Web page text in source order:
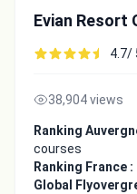
Evian Resort
4.7/
38,904 views
Ranking
courses
Ranking France :
Global